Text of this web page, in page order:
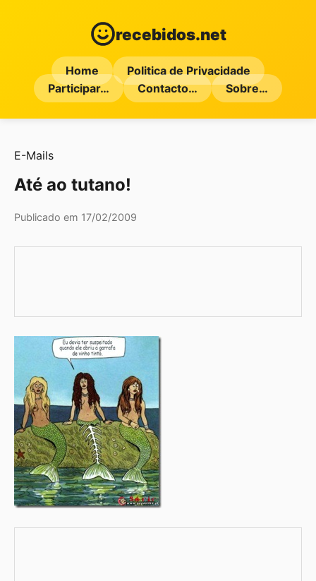
recebidos.net
Home
Politica de Privacidade
Participar…
Contacto… Sobre…
E-Mails
Até ao tutano!
Publicado em 17/02/2009